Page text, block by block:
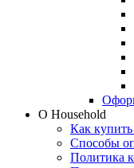
О Household
Как
Способы
Политика